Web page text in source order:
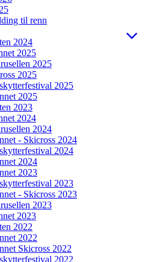
til renn
2024
2025
2025
2025
2025
2025
2023
2024
2024
- Skicross 2024
2024
2024
2023
2023
- Skicross 2023
2023
2023
2022
2022
Skicross 2022
2022